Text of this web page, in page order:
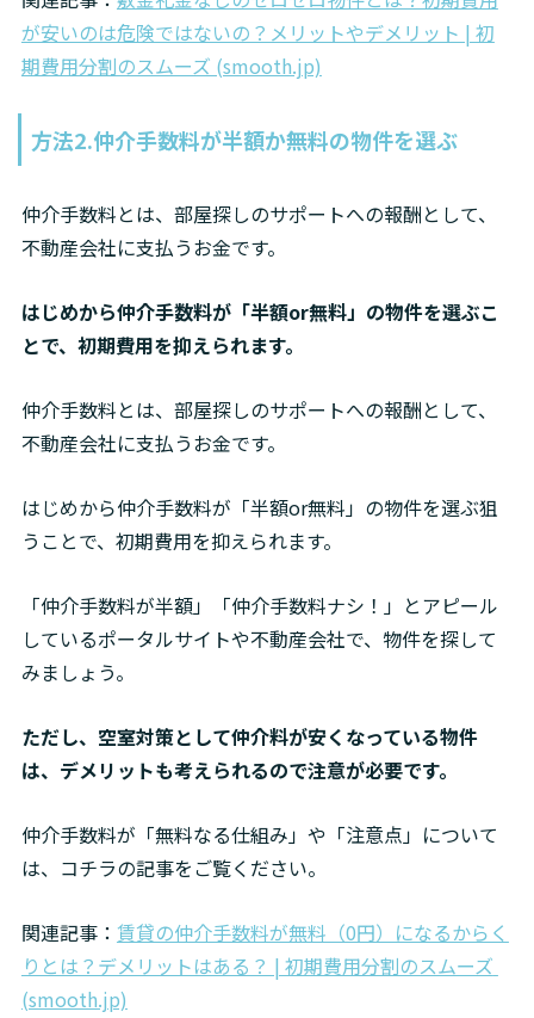
が安いのは危険ではないの？メリットやデメリット | 初
期費用分割のスムーズ (smooth.jp)
方法2.仲介手数料が半額か無料の物件を選ぶ
仲介手数料とは、部屋探しのサポートへの報酬として、
不動産会社に支払うお金です。
はじめから仲介手数料が「半額or無料」の物件を選ぶこ
とで、初期費用を抑えられます。
仲介手数料とは、部屋探しのサポートへの報酬として、
不動産会社に支払うお金です。
はじめから仲介手数料が「半額or無料」の物件を選ぶ狙
うことで、初期費用を抑えられます。
「仲介手数料が半額」「仲介手数料ナシ！」とアピール
しているポータルサイトや不動産会社で、物件を探して
みましょう。
ただし、空室対策として仲介料が安くなっている物件
は、デメリットも考えられるので注意が必要です。
仲介手数料が「無料なる仕組み」や「注意点」について
は、コチラの記事をご覧ください。
関連記事： 賃貸の仲介手数料が無料（0円）になるからく
りとは？デメリットはある？ | 初期費用分割のスムーズ
(smooth.jp)